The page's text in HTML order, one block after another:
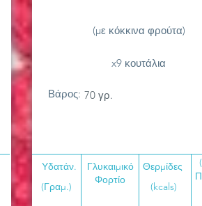
(με κόκκινα φρούτα)
x9 κουτάλια
Βάρος: 70 γρ.
Υδατάν.
Γλυκαιμικό
Φορτίο
(Γραμ.)
Θερμίδες
(kcals)